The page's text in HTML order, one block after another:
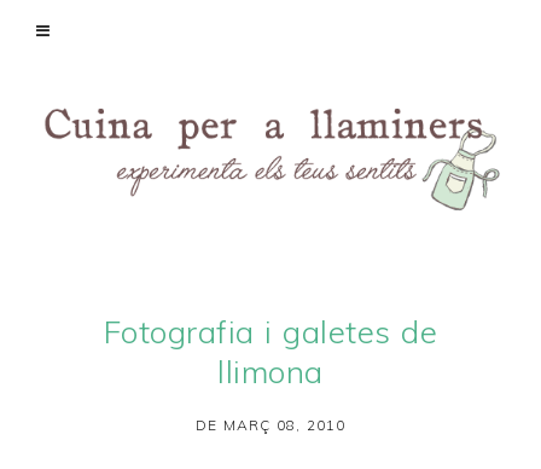
Fotografia i galetes de
llimona
DE MARÇ 08, 2010